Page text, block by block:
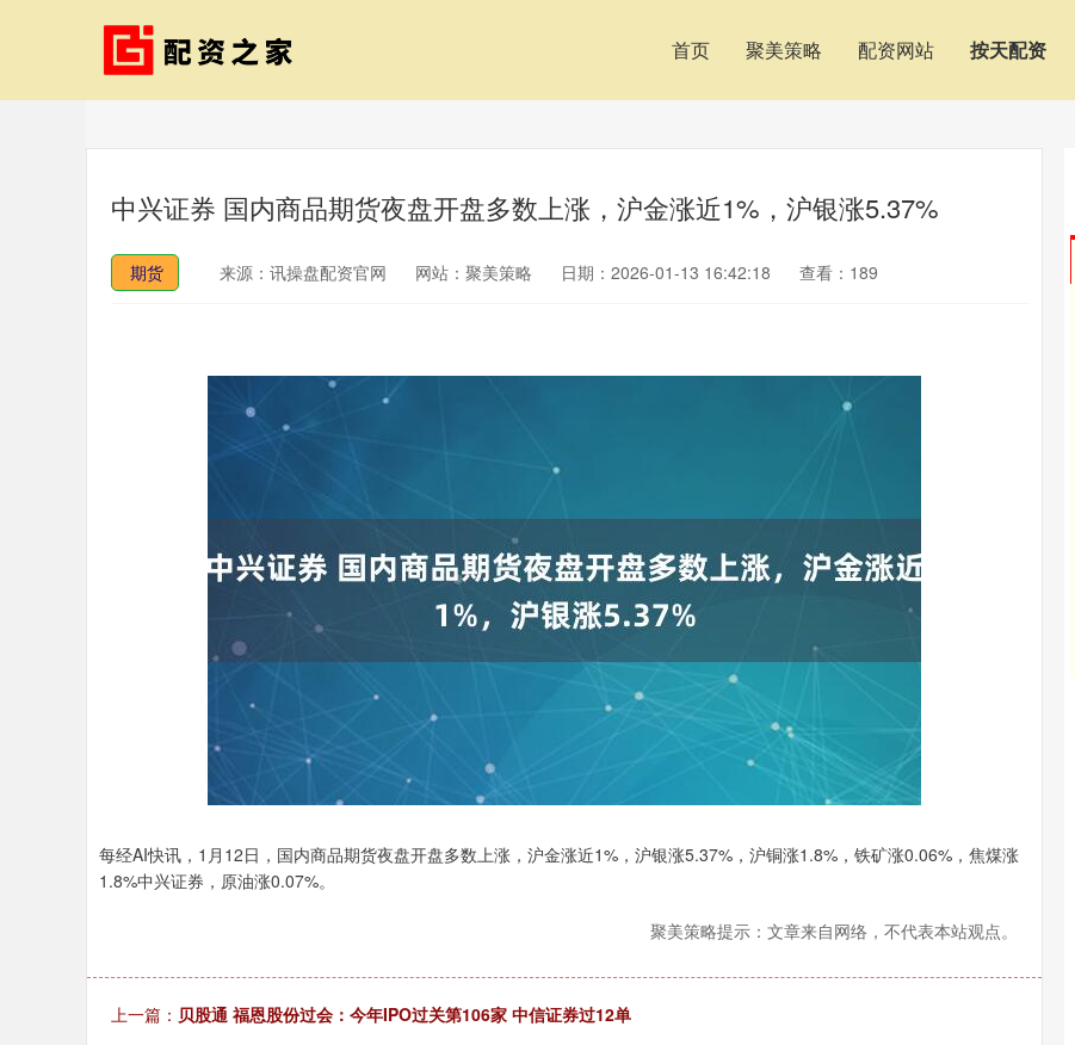
首页 聚美策略 配资网站 按天配资
中兴证券 国内商品期货夜盘开盘多数上涨，沪金涨近1%，沪银涨5.37%
期货 来源：讯操盘配资官网 网站：聚美策略 日期：2026-01-13 16:42:18 查看：189
每经AI快讯，1月12日，国内商品期货夜盘开盘多数上涨，沪金涨近1%，沪银涨5.37%，沪铜涨1.8%，铁矿涨0.06%，焦煤涨
1.8%中兴证券，原油涨0.07%。
聚美策略提示：文章来自网络，不代表本站观点。
上一篇： 贝股通 福恩股份过会：今年IPO过关第106家 中信证券过12单
深证成指 14311.01 沪深300 4694.44